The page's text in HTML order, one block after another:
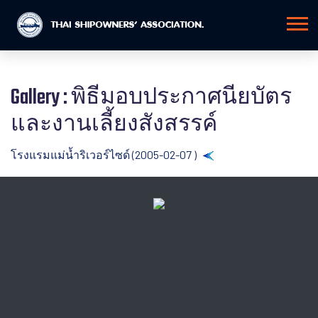
Gallery : พิธีมอบประกาศนียบัตร
และงานเลี้ยงสังสรรค์
โรงแรมแม่น้ำริเวอร์ไซด์ (2005-02-07 )